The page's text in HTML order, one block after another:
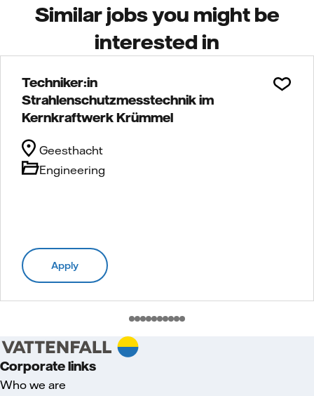
Similar jobs you might be
interested in
Techniker:in
Strahlenschutzmesstechnik im
Kernkraftwerk Krümmel
Engineering
Geesthacht
Apply
Corporate links
Who we are